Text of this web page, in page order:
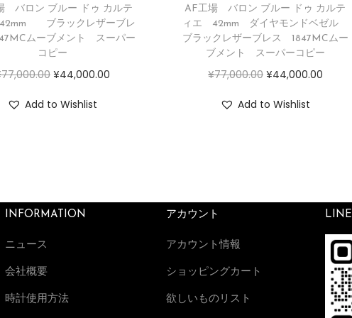
バロン ブルー ドゥ カルテ
ブラックレザーブレ
ムーブメント スーパー
コピー
77,000.00 ¥44,000.00
Add to Wishlist
AF工場 バロン ブルー ドゥ カルテ
ィエ 42mm ダイヤモンドベゼル
ブラックレザーブレス 1847MCムー
ブメント スーパーコピー
¥77,000.00 ¥44,000.00
Add to Wishlist
INFORMATION
ニュース
会社概要
時計使用方法
アカウント
アカウント情報
ショッピングカート
欲しいものリスト
LINE